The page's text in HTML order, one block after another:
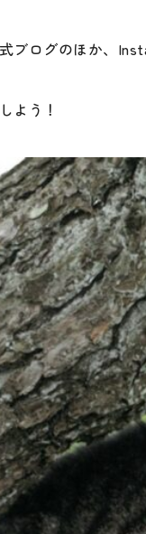
ブログのほか、
よう！